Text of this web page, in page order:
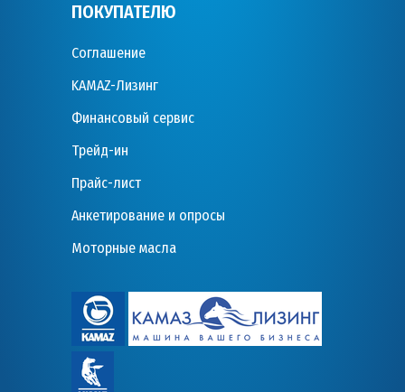
ПОКУПАТЕЛЮ
Соглашение
KAMAZ-Лизинг
Финансовый сервис
Трейд-ин
Прайс-лист
Анкетирование и опросы
Моторные масла